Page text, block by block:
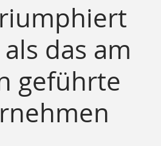
das am
geführte